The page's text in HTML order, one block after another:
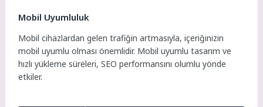
Mobil Uyumluluk
Mobil cihazlardan gelen trafiğin artmasıyla, içeriğinizin
mobil uyumlu olması önemlidir. Mobil uyumlu tasarım ve
hızlı yükleme süreleri, SEO performansını olumlu yönde
etkiler.